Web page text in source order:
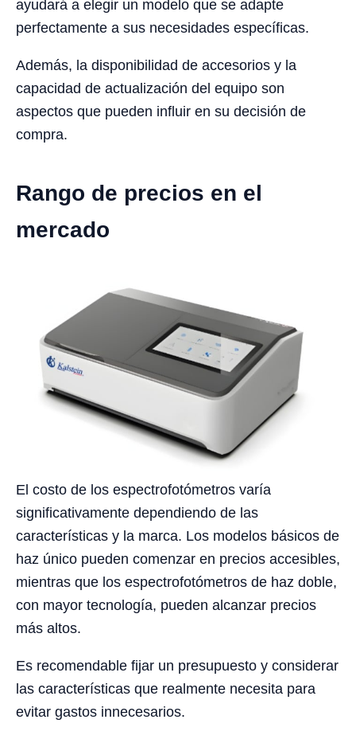
ayudará a elegir un modelo que se adapte
perfectamente a sus necesidades específicas.
Además, la disponibilidad de accesorios y la
capacidad de actualización del equipo son
aspectos que pueden influir en su decisión de
compra.
Rango de precios en el
mercado
El costo de los espectrofotómetros varía
significativamente dependiendo de las
características y la marca. Los modelos básicos de
haz único pueden comenzar en precios accesibles,
mientras que los espectrofotómetros de haz doble,
con mayor tecnología, pueden alcanzar precios
más altos.
Es recomendable fijar un presupuesto y considerar
las características que realmente necesita para
evitar gastos innecesarios.